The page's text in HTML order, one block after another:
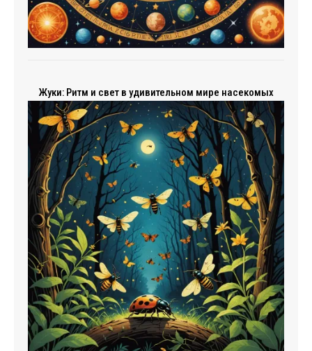
Жуки: Ритм и свет в удивительном мире насекомых